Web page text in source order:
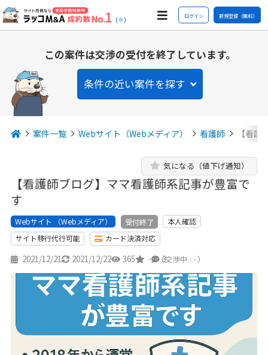
(※) ログイン 新規登録（無料）
この案件は交渉の受付を終了しています。
条件の近い案件を探す
案件一覧 Webサイト（Webメディア） 看護師 【看
【看護師ブログ】ママ看護師系記事が豊富で
す
気になる（値下げ通知）
Webサイト （Webメディア） 受付終了
本人確認
サイト移行代行可能
カード決済対応
2021/12/21 2021/12/22 365 - 3
（交渉中 : - ）